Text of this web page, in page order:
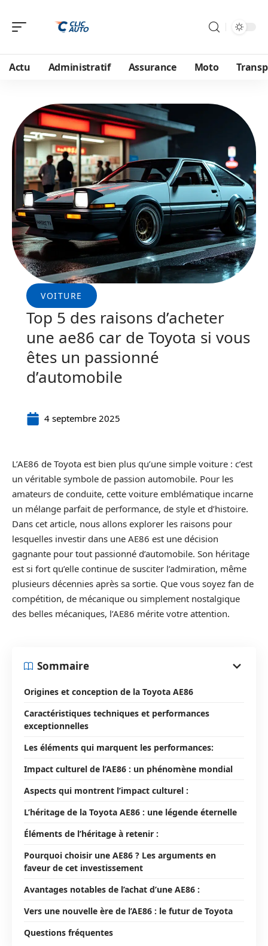
Actu Administratif Assurance Moto
VOITURE
Top 5 des raisons d’acheter
une ae86 car de Toyota si vous
êtes un passionné
d’automobile
4 septembre 2025
L’AE86 de Toyota est bien plus qu’une simple voiture : c’est
un véritable symbole de passion automobile. Pour les
amateurs de conduite, cette voiture emblématique incarne
un mélange parfait de performance, de style et d’histoire.
Dans cet article, nous allons explorer les raisons pour
lesquelles investir dans une AE86 est une décision
gagnante pour tout passionné d’automobile. Son héritage
est si fort qu’elle continue de susciter l’admiration, même
plusieurs décennies après sa sortie. Que vous soyez fan de
compétition, de mécanique ou simplement nostalgique
des belles mécaniques, l’AE86 mérite votre attention.
Sommaire
Origines et conception de la Toyota AE86
Caractéristiques techniques et performances
exceptionnelles
Les éléments qui marquent les performances:
Impact culturel de l’AE86 : un phénomène mondial
Aspects qui montrent l’impact culturel :
L’héritage de la Toyota AE86 : une légende éternelle
Éléments de l’héritage à retenir :
Pourquoi choisir une AE86 ? Les arguments en
faveur de cet investissement
Avantages notables de l’achat d’une AE86 :
Vers une nouvelle ère de l’AE86 : le futur de Toyota
Questions fréquentes